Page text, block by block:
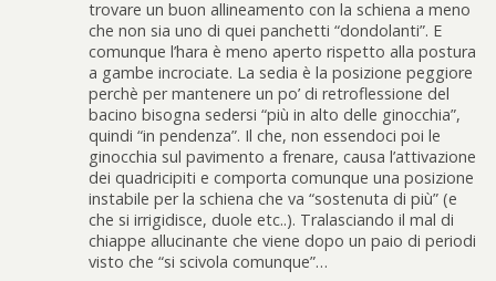
trovare un buon allineamento con la schiena a meno
che non sia uno di quei panchetti “dondolanti”. E
comunque l’hara è meno aperto rispetto alla postura
a gambe incrociate. La sedia è la posizione peggiore
perchè per mantenere un po’ di retroflessione del
bacino bisogna sedersi “più in alto delle ginocchia”,
quindi “in pendenza”. Il che, non essendoci poi le
ginocchia sul pavimento a frenare, causa l’attivazione
dei quadricipiti e comporta comunque una posizione
instabile per la schiena che va “sostenuta di più” (e
che si irrigidisce, duole etc..). Tralasciando il mal di
chiappe allucinante che viene dopo un paio di periodi
visto che “si scivola comunque”…